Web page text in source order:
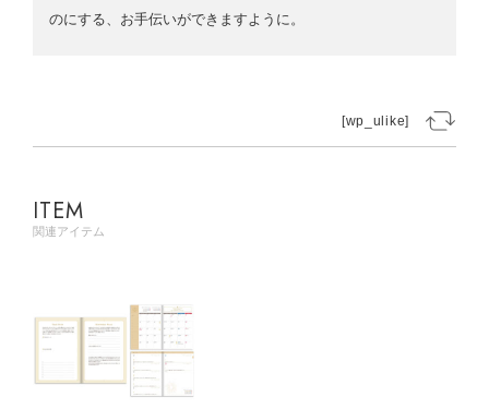
のにする、お手伝いができますように。
[wp_ulike]
ITEM
関連アイテム